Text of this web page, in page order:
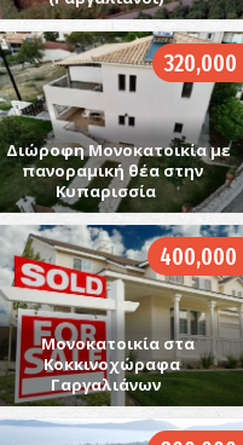
320,000
Διώροφη Μονοκατοικία με
πανοραμική θέα στην
Κυπαρισσία
400,000
Μονοκατοικία στα
Κοκκινοχώραφα
Γαργαλιάνων